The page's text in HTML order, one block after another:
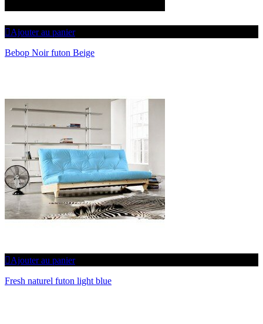
Ajouter au panier
Bebop Noir futon Beige
Ajouter au panier
Fresh naturel futon light blue